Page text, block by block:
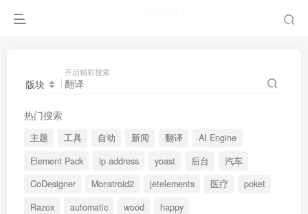
版块
开启精彩搜索
热门搜索
主题 工具 自动 新闻 翻译
AI Engine
Element Pack
ip address yoast 后台
汽车
CoDesigner
Monstroid2 jetelements 医疗
poket
Razox
automatic wood happy